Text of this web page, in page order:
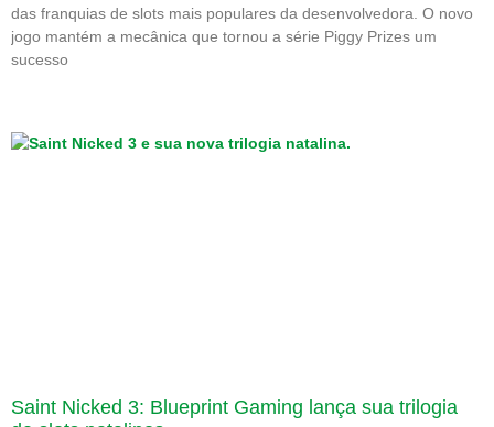
das franquias de slots mais populares da desenvolvedora. O novo
jogo mantém a mecânica que tornou a série Piggy Prizes um
sucesso
Saint Nicked 3: Blueprint Gaming lança sua trilogia